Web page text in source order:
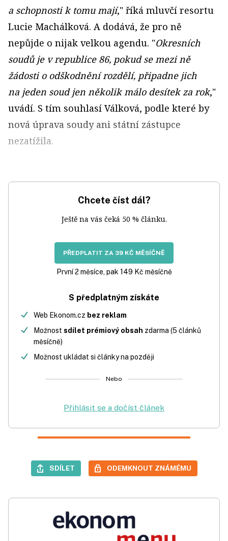
a schopnosti k tomu mají," říká mluvčí resortu
Lucie Machálková. A dodává, že pro ně
nepůjde o nijak velkou agendu. "Okresních
soudů je v republice 86, pokud se mezi ně
žádosti o odškodnění rozdělí, připadne jich
na jeden soud jen několik málo desítek za rok,"
uvádí. S tím souhlasí Válková, podle které by
nová úprava soudy ani státní zástupce
nezatížila.
Chcete číst dál?
Ještě na vás čeká 50 % článku.
PŘEDPLATIT ZA 39 KČ MĚSÍČNĚ
První 2 měsíce, pak 149 Kč měsíčně
S předplatným získáte
Web Ekonom.cz bez reklam
Možnost sdílet prémiový obsah zdarma (5 článků
měsíčně)
Možnost ukládat si články na později
Nebo
Přihlásit se a dočíst článek
SDÍLET ODEMKNOUT ZNÁMÉMU